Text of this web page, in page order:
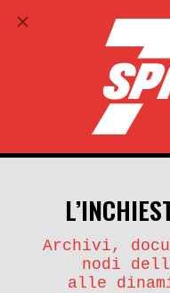
ABBONATI
Archivi,
nodi
alle